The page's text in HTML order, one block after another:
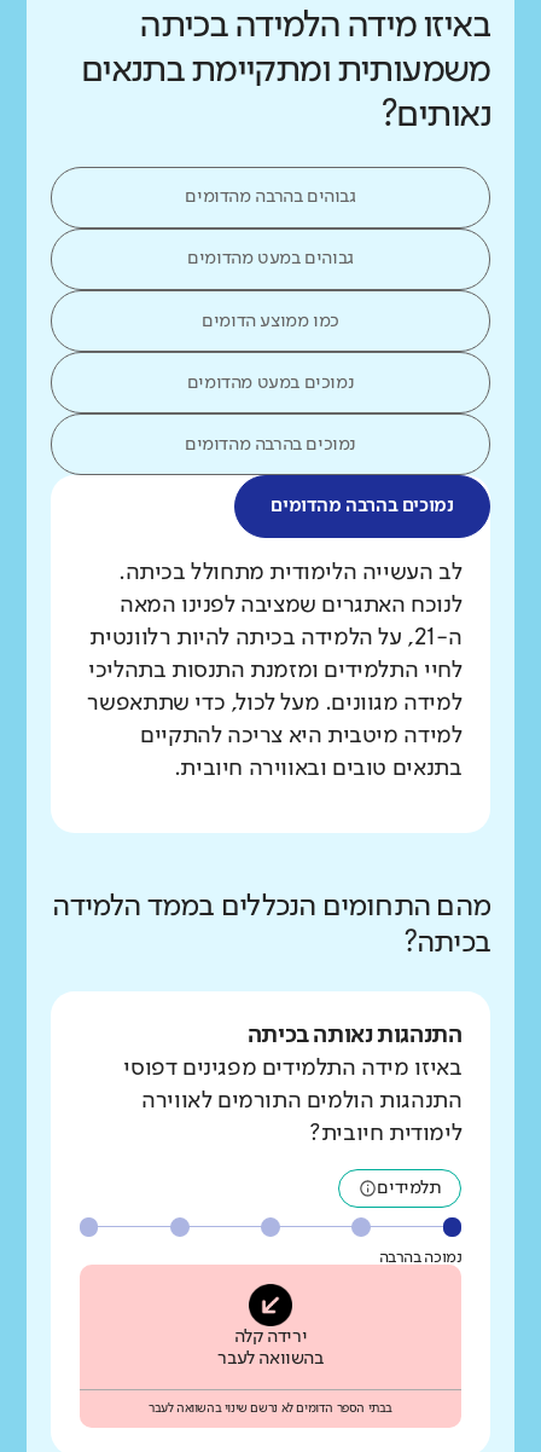
באיזו מידה הלמידה בכיתה
משמעותית ומתקיימת בתנאים
נאותים?
גבוהים בהרבה מהדומים
גבוהים במעט מהדומים
כמו ממוצע הדומים
נמוכים במעט מהדומים
נמוכים בהרבה מהדומים
נמוכים בהרבה מהדומים
מה בדקנו?
לב העשייה הלימודית מתחולל בכיתה.
לנוכח האתגרים שמציבה לפנינו המאה
ה-21, על הלמידה בכיתה להיות רלוונטית
לחיי התלמידים ומזמנת התנסות בתהליכי
למידה מגוונים. מעל לכול, כדי שתתאפשר
למידה מיטבית היא צריכה להתקיים
בתנאים טובים ובאווירה חיובית.
מהם התחומים הנכללים בממד הלמידה
בכיתה?
התנהגות נאותה בכיתה
באיזו מידה התלמידים מפגינים דפוסי
התנהגות הולמים התורמים לאווירה
לימודית חיובית?
תלמידים
נמוכה בהרבה
ירידה קלה
בהשוואה לעבר
בבתי הספר הדומים לא נרשם שינוי בהשוואה לעבר